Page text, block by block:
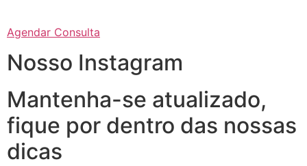
Agendar Consulta
Nosso Instagram
Mantenha-se atualizado,
fique por dentro das nossas
dicas